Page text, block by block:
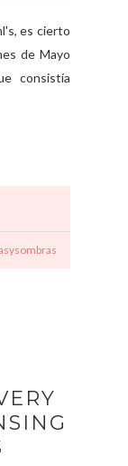
es cierto
de Mayo
consistía